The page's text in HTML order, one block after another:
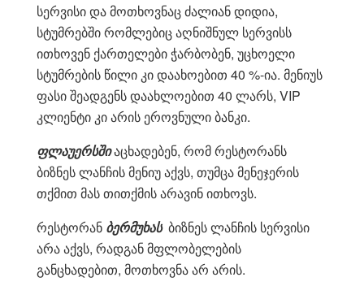
სერვისი და მოთხოვნაც ძალიან დიდია,
სტუმრებში რომლებიც აღნიშნულ სერვისს
ითხოვენ ქართელები ჭარბობენ, უცხოელი
სტუმრების წილი კი დაახოებით 40 %-ია. მენიუს
ფასი შეადგენს დაახლოებით 40 ლარს, VIP
კლიენტი კი არის ეროვნული ბანკი.
ფლაუერსშიაცხადებენ, რომ რესტორანს
ბიზნეს ლანჩის მენიუ აქვს, თუმცა მენეჯერის
თქმით მას თითქმის არავინ ითხოვს.
რესტორან ბერმუხას ბიზნეს ლანჩის სერვისი
არა აქვს, რადგან მფლობელების
განცხადებით, მოთხოვნა არ არის.